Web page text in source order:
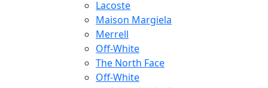
Lacoste
Maison Margiela
Merrell
Off-White
The North Face
Off-White